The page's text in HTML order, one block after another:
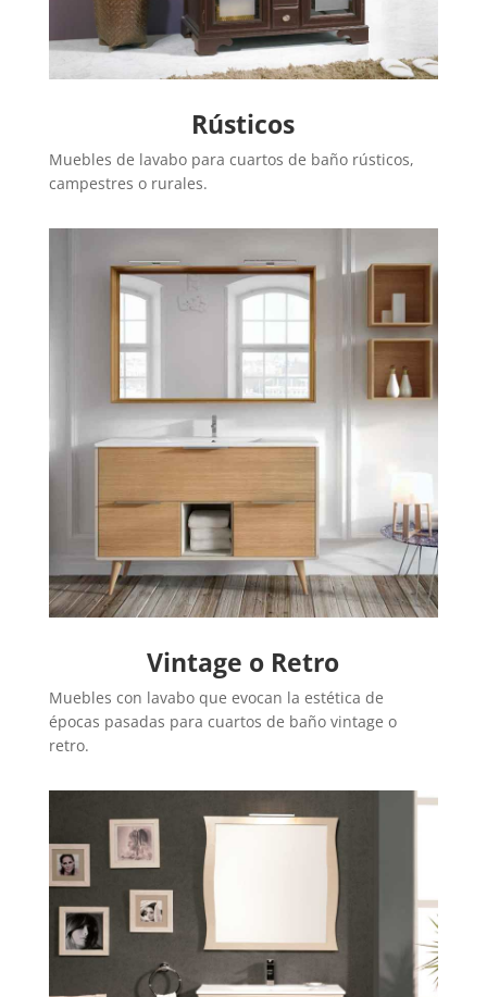
Rústicos
Muebles de lavabo para cuartos de baño rústicos,
campestres o rurales.
Vintage o Retro
Muebles con lavabo que evocan la estética de
épocas pasadas para cuartos de baño vintage o
retro.